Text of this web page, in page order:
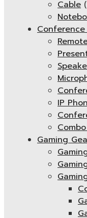
Cable
Conference
IP
Gaming